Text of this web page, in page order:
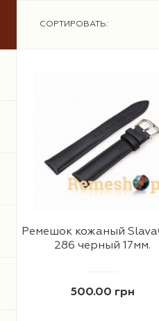
СОРТИРОВАТЬ:
Ремешок кожаный
286 черный 17мм.
500.00 грн